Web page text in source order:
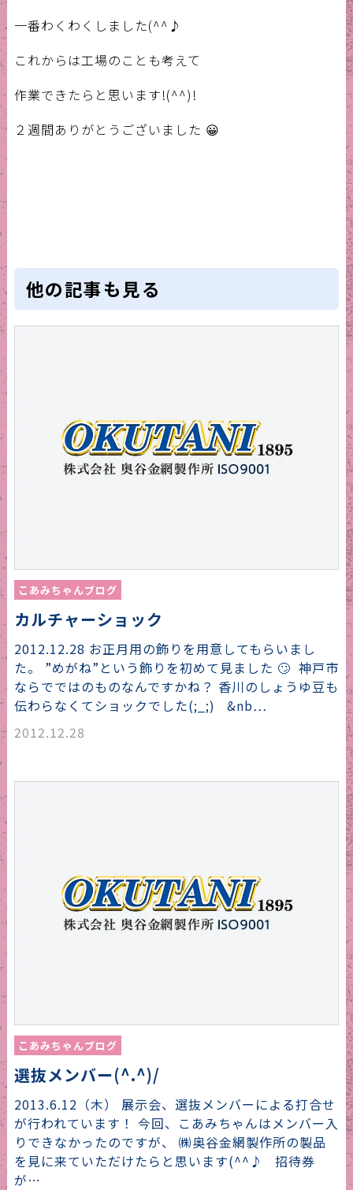
一番わくわくしました(^^♪
これからは工場のことも考えて
作業できたらと思います!(^^)!
２週間ありがとうございました 😀
他の記事も見る
こあみちゃんブログ
カルチャーショック
2012.12.28 お正月用の飾りを用意してもらいまし
た。 ”めがね”という飾りを初めて見ました 🙄 神戸市
ならでではのものなんですかね？ 香川のしょうゆ豆も
伝わらなくてショックでした(;_;) &nb…
2012.12.28
こあみちゃんブログ
選抜メンバー(^.^)/
2013.6.12（木） 展示会、選抜メンバーによる打合せ
が行われています！ 今回、こあみちゃんはメンバー入
りできなかったのですが、 ㈱奥谷金網製作所の製品
を見に来ていただけたらと思います(^^♪ 招待券
が…